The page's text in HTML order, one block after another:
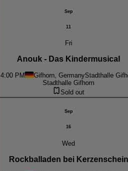
Sep
11
Fri
Anouk - Das Kindermusical
4:00 PM Gifhorn, GermanyStadthalle
Stadthalle Gifhorn
Sold out
Sep
16
Wed
Rockballaden bei Kerzenschein